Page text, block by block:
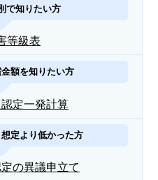
で知りたい方
等級表
額を知りたい方
定一発計算
定より低かった方
の異議申立て